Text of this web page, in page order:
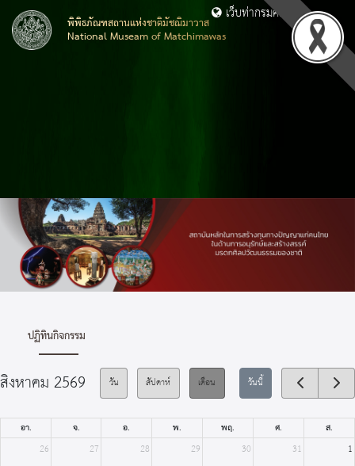
พิพิธภัณฑสถานแห่งชาติมัชฌิมาวาส
National Museam of Matchimawas
เว็บท่ากรมศิลปากร
ปฏิทินกิจกรรม
สิงหาคม 2569 วัน สัปดาห์ เดือน วันนี้
อา. จ. อ. พ. พฤ. ศ.
ส.
26
27 28 29 30 31 1